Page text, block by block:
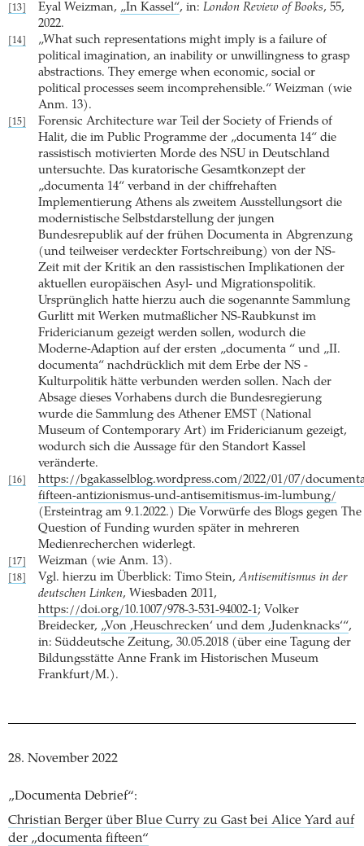
[13] Eyal Weizman, „In Kassel“, in: London Review of Books, 55,
2022.
[14]
„What such representations might imply is a failure of
political imagination, an inability or unwillingness to grasp
abstractions. They emerge when economic, social or
political processes seem incomprehensible.“ Weizman (wie
Anm. 13).
[15]
Forensic Architecture war Teil der Society of Friends of
Halit, die im Public Programme der „documenta 14“ die
rassistisch motivierten Morde des NSU in Deutschland
untersuchte. Das kuratorische Gesamtkonzept der
„documenta 14“ verband in der chiffrehaften
Implementierung Athens als zweitem Ausstellungsort die
modernistische Selbstdarstellung der jungen
Bundesrepublik auf der frühen Documenta in Abgrenzung
(und teilweiser verdeckter Fortschreibung) von der NS-
Zeit mit der Kritik an den rassistischen Implikationen der
aktuellen europäischen Asyl- und Migrationspolitik.
Ursprünglich hatte hierzu auch die sogenannte Sammlung
Gurlitt mit Werken mutmaßlicher NS-Raubkunst im
Fridericianum gezeigt werden sollen, wodurch die
Moderne-Adaption auf der ersten „documenta “ und „II.
documenta“ nachdrücklich mit dem Erbe der NS -
Kulturpolitik hätte verbunden werden sollen. Nach der
Absage dieses Vorhabens durch die Bundesregierung
wurde die Sammlung des Athener EMST (National
Museum of Contemporary Art) im Fridericianum gezeigt,
wodurch sich die Aussage für den Standort Kassel
veränderte.
[16]
https://bgakasselblog.wordpress.com/2022/01/07/
fifteen-antizionismus-und-antisemitismus-im-lumbung/
(Ersteintrag am 9.1.2022.) Die Vorwürfe des Blogs gegen The
Question of Funding wurden später in mehreren
Medienrecherchen widerlegt.
[17] Weizman (wie Anm. 13).
[18] Vgl. hierzu im Überblick: Timo Stein,Antisemitismus in der
deutschen Linken, Wiesbaden 2011,
https://doi.org/10.1007/978-3-531-94002-1; Volker
Breidecker, „Von ,Heuschrecken‘ und dem ,Judenknacks‘“,
in: Süddeutsche Zeitung, 30.05.2018 (über eine Tagung der
Bildungsstätte Anne Frank im Historischen Museum
Frankfurt/M.).
28. November 2022
„Documenta Debrief“:
Christian Berger über Blue Curry zu Gast bei Alice Yard auf
der „documenta fifteen“